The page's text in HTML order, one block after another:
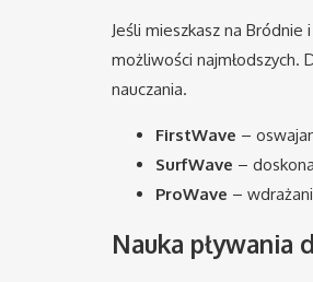
Jeśli mieszkasz na Bródnie
możliwości najmłodszych.
nauczania.
FirstWave –
SurfWave –
ProWave –
Nauka pływania